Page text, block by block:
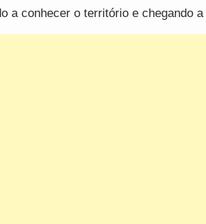
a conhecer o território e chegando